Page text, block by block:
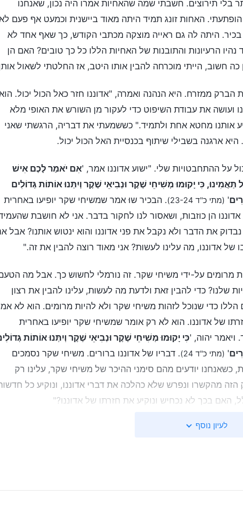
בלי תירוצים. חשבתי שמה שהאחיות אמרו היה נכון, שאנחנו
האחות זונג תמיד היתה מאוד ביישנית וכמעט אף פעם
בכיר. היתה לה גם ראייה מוצקה מכתבי הקודש, כך שאף אחד לא
הרעיונות והתובנות של האחיות הללו כל כך טובים? האם הן
כה חשוב, הייתי מוכרחה להבין אותו היטב, אז החלטתי לשאול
ממזרח. היא הנהנה ואמרה, "אדוננו חזר כאל הכול יכול.
ועושה את עבודת השיפוט כדי לעקור מן השורש את האופי מלא
אותנו מחטא אחת ולתמיד." כששמעתי את דבריה, הרגשתי שאני
ארגנה בשבילי שיתוף בכנסיית האל הכול יכול.
על ההתחבטויות שלי. "ישוע אדוננו אמר, 'אִם יֺאמַר לָכֶם אִישׁ
כִּי יָקוּמוּ מְשִׁיחֵי שֶׁקֶר וּנְבִיאֵי שֶׁקֶר וְיִתְּנוּ אוֹתוֹת גְּדוֹלִים
' (מתי כ"ד 23-24)
. הבכיר שוּ אמר שמשיחי שקר יופיעו באחרית
הן כוזבות, ושאסור לנו לחקור בדבר. אני לא חושבת
את הדבר ולא נקבל את פני אדוננו והוא ינטוש אותנו? אבל
אדוננו, מה עלינו לעשות? אני מאוד רוצה להבין את זה."
מרומים על-ידי משיחי שקר. זה נורמלי לחשוש כך. אבל מה
כדי להבין זאת ולדעת מה לעשות, עלינו להבין את רצון
כדי שנוכל לזהות משיחי שקר ולא להיות מרומים. הוא לא
של אדוננו. הוא לא רק אומר שמשיחי שקר יופיעו באחרית
ויאמר יהוה, 'כִּי יָקוּמוּ מְשִׁיחֵי שֶׁקֶר וּנְבִיאֵי שֶׁקֶר וְיִתְּנוּ אוֹתוֹת
' (מתי כ"ד 24)
. דבריו של אדוננו ברורים. משיחי שקר נסמכים
כשאנחנו יודעים מהם סימני ההיכר של משיחי שקר, עלינו רק
הזה מהקשרו ונפרש שלא כהלכה את דברי אדוננו, ונוקיע כל
האם בכך לא נכחיש ונוקיע את חזרתו של אדוננו?"
את בואו, אבל אנחנו הוצאנו את הפסוק הזה מהקשרו, והוקענו כל
אנשים מסוימים ישמעו את קולו ראשונים ואז יטיפו ויעידו על
לעיון נוסף